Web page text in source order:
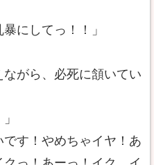
にしてっ！！」
がら、必死に頷いてい
す！やめちゃイヤ！あ